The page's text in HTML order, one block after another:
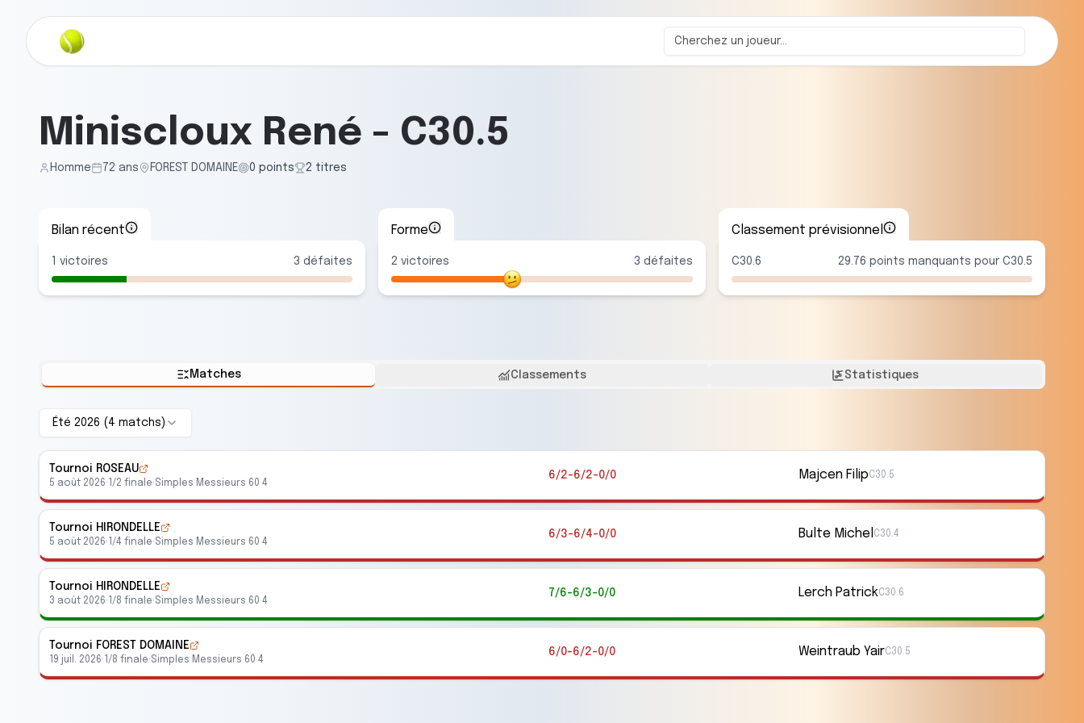
Miniscloux René - C30.5
Homme 72 ans FOREST DOMAINE 0 points 2 titres
Bilan récent
victoires 3 défaites
Forme
2 victoires 3 défaites
Classement prévisionnel
C30.6 29.76 points manquants pour C30.5
Matches Classements Statistiques
Été 2026 ( 4 matchs )
Tournoi ROSEAU
5 août 2026· 1/2 finale·Simples Messieurs 60 4
6/2-6/2-0/0 Majcen FilipC30.5
Tournoi HIRONDELLE
5 août 2026· 1/4 finale·Simples Messieurs 60 4
6/3-6/4-0/0 Bulte Michel C30.4
Tournoi HIRONDELLE
3 août 2026· 1/8 finale·Simples Messieurs 60 4
7/6-6/3-0/0 Lerch PatrickC30.6
Tournoi FOREST DOMAINE
19 juil. 2026· 1/8 finale·Simples Messieurs 60 4
6/0-6/2-0/0 Weintraub YairC30.5